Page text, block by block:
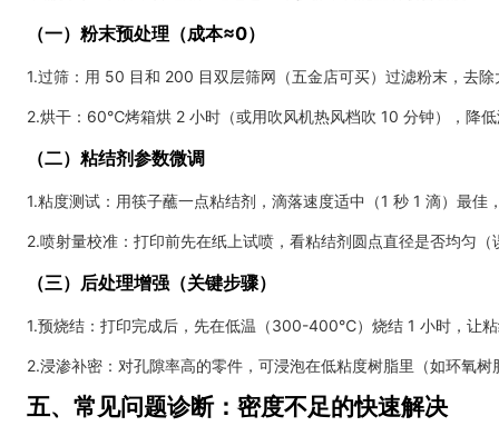
（一）粉末预处理（成本≈0）
1.过筛：用 50 目和 200 目双层筛网（五金店可买）过滤粉末，去
2.烘干：60℃烤箱烘 2 小时（或用吹风机热风档吹 10 分钟），降
（二）粘结剂参数微调
1.粘度测试：用筷子蘸一点粘结剂，滴落速度适中（1 秒 1 滴）最
2.喷射量校准：打印前先在纸上试喷，看粘结剂圆点直径是否均匀
（三）后处理增强（关键步骤）
1.预烧结：打印完成后，先在低温（300-400℃）烧结 1 小时，让
2.浸渗补密：对孔隙率高的零件，可浸泡在低粘度树脂里（如环氧
五、常见问题诊断：密度不足的快速解决